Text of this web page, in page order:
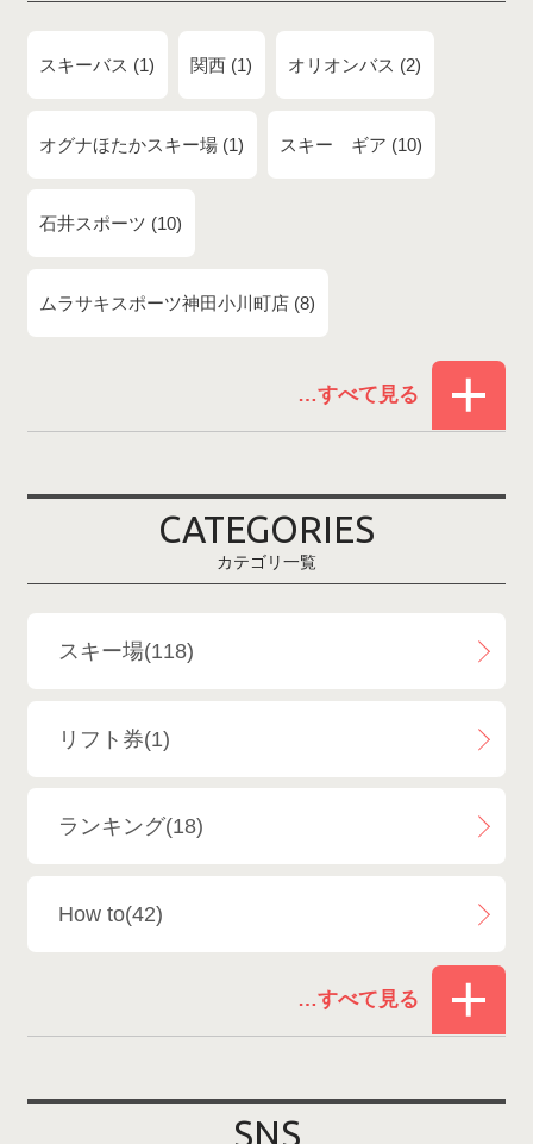
スキーバス 1 関西 1 オリオンバス 2
オグナほたかスキー場 1 スキー ギア 10
石井スポーツ 10
ムラサキスポーツ神田小川町店 8
白馬コルチナスキー場
鹿島槍スキー場ファミリーパーク 2
CATEGORIES
カテゴリ一覧
スキー場(118)
リフト券(1)
ランキング(18)
How to(42)
SNS